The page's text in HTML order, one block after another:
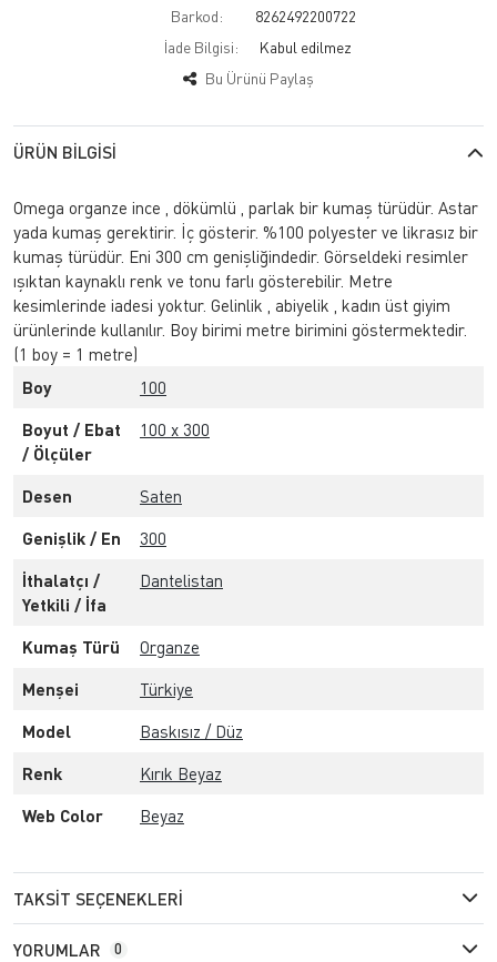
Barkod:
8262492200722
İade Bilgisi:
Bu Ürünü Paylaş
ÜRÜN BILGISI
Omega organze ince , dökümlü , parlak bir kumaş türüdür. Astar
yada kumaş gerektirir. İç gösterir. %100 polyester ve likrasız bir
kumaş türüdür. Eni 300 cm genişliğindedir. Görseldeki resimler
ışıktan kaynaklı renk ve tonu farlı gösterebilir. Metre
kesimlerinde iadesi yoktur. Gelinlik , abiyelik , kadın üst giyim
ürünlerinde kullanılır. Boy birimi metre birimini göstermektedir.
(1 boy = 1 metre)
Boy
100
Boyut / Ebat
/ Ölçüler
100 x 300
Desen Saten
Genişlik / En 300
İthalatçı /
Yetkili / İfa
Dantelistan
Kumaş Türü Organze
Menşei Türkiye
Model Baskısız / Düz
Renk Kırık Beyaz
Web Color Beyaz
TAKSIT SEÇENEKLERI
YORUMLAR 0